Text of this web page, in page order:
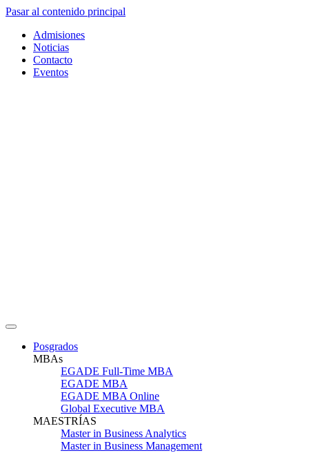
Pasar al contenido principal
Admisiones
Noticias
Contacto
Eventos
Posgrados
MBAs
EGADE Full-Time MBA
EGADE MBA
EGADE MBA Online
Global Executive MBA
MAESTRÍAS
Master in Business Analytics
Master in Business Management